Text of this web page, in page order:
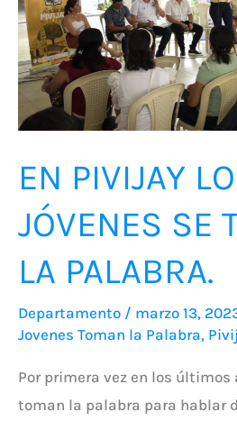
EN PIVIJAY
JÓVENES SE
LA PALABRA.
Departamento / marzo 13,
Jovenes Toman la Palabra,
Por primera vez en los últimos
toman la palabra para hablar
SE
TOMARON
LA
PALABRA.